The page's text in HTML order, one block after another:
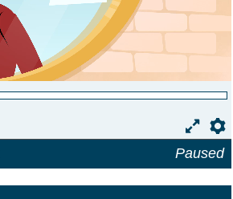
Preferences
Paused